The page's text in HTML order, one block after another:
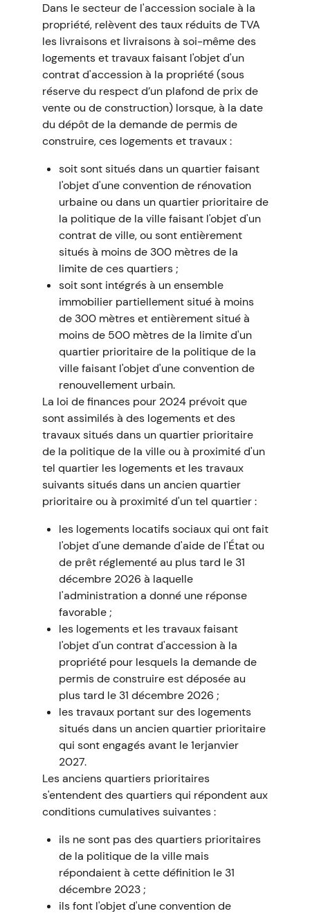
Dans le secteur de l'accession sociale à la
propriété, relèvent des taux réduits de TVA
les livraisons et livraisons à soi-même des
logements et travaux faisant l'objet d'un
contrat d'accession à la propriété (sous
réserve du respect d’un plafond de prix de
vente ou de construction) lorsque, à la date
du dépôt de la demande de permis de
construire, ces logements et travaux :
soit sont situés dans un quartier faisant
l'objet d'une convention de rénovation
urbaine ou dans un quartier prioritaire de
la politique de la ville faisant l'objet d'un
contrat de ville, ou sont entièrement
situés à moins de 300 mètres de la
limite de ces quartiers ;
soit sont intégrés à un ensemble
immobilier partiellement situé à moins
de 300 mètres et entièrement situé à
moins de 500 mètres de la limite d'un
quartier prioritaire de la politique de la
ville faisant l'objet d'une convention de
renouvellement urbain.
La loi de finances pour 2024 prévoit que
sont assimilés à des logements et des
travaux situés dans un quartier prioritaire
de la politique de la ville ou à proximité d'un
tel quartier les logements et les travaux
suivants situés dans un ancien quartier
prioritaire ou à proximité d'un tel quartier :
les logements locatifs sociaux qui ont fait
l'objet d'une demande d'aide de l'État ou
de prêt réglementé au plus tard le 31
décembre 2026 à laquelle
l'administration a donné une réponse
favorable ;
les logements et les travaux faisant
l'objet d'un contrat d'accession à la
propriété pour lesquels la demande de
permis de construire est déposée au
plus tard le 31 décembre 2026 ;
les travaux portant sur des logements
situés dans un ancien quartier prioritaire
qui sont engagés avant le 1erjanvier
2027.
Les anciens quartiers prioritaires
s'entendent des quartiers qui répondent aux
conditions cumulatives suivantes :
ils ne sont pas des quartiers prioritaires
de la politique de la ville mais
répondaient à cette définition le 31
décembre 2023 ;
ils font l'objet d'une convention de